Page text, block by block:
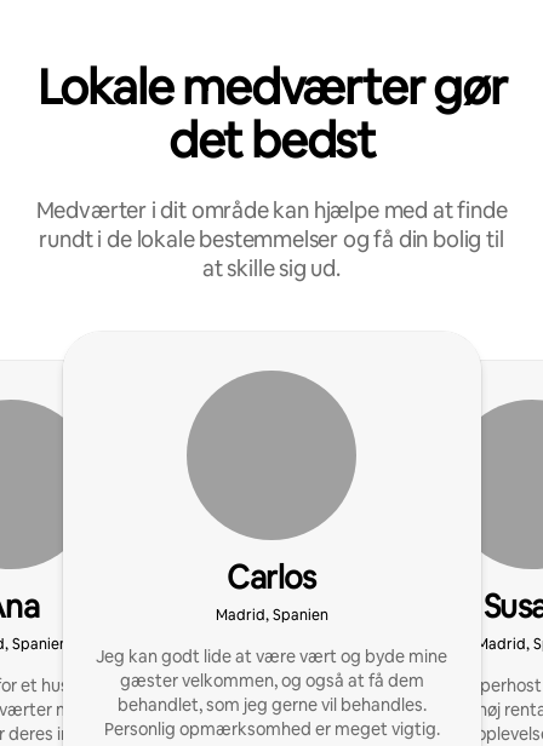
Lokale medværter gør
det bedst
Medværter i dit område kan hjælpe med at finde
rundt i de lokale bestemmelser og få din bolig til
at skille sig ud.
Spanien
et hus i Madrid. Nu
med at få det
deres indtjening stige.
Carlos
Madrid, Spanien
Jeg kan godt lide at være vært og byde mine
gæster velkommen, og også at få dem
behandlet, som jeg gerne vil behandles.
Personlig opmærksomhed er meget vigtig.
Madrid,
14 år som
verdensklasse, høj
5-stjernet